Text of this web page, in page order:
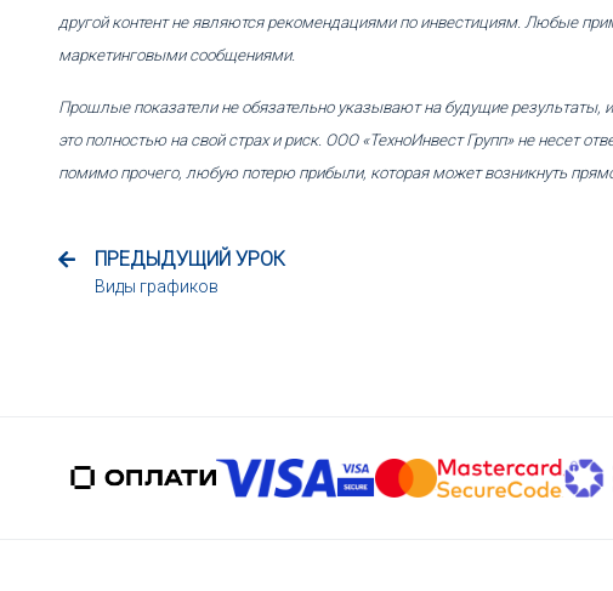
другой контент не являются рекомендациями по инвестициям. Любые
маркетинговыми сообщениями.
Прошлые показатели не обязательно указывают на будущие
это полностью на свой страх и риск. ООО «ТехноИнвест Групп» не несет
помимо прочего, любую потерю прибыли, которая может возникнуть
ПРЕДЫДУЩИЙ УРОК
Виды графиков